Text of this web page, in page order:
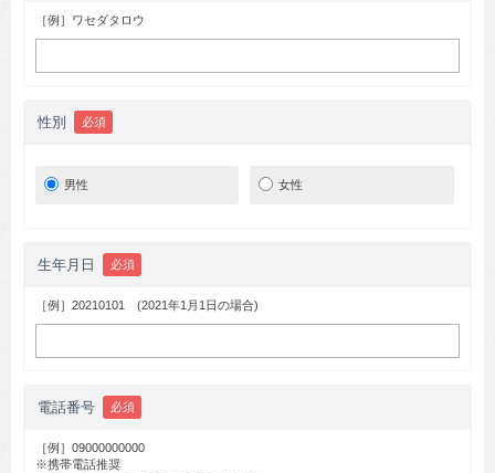
［例］ワセダタロウ
性別 必須
男性 女性
生年月日 必須
［例］20210101 (2021年1月1日の場合)
電話番号 必須
［例］09000000000
※携帯電話推奨